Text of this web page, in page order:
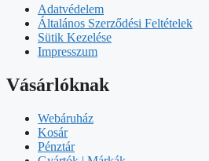
Adatvédelem
Általános Szerződési Feltételek
Sütik Kezelése
Impresszum
Vásárlóknak
Webáruház
Kosár
Pénztár